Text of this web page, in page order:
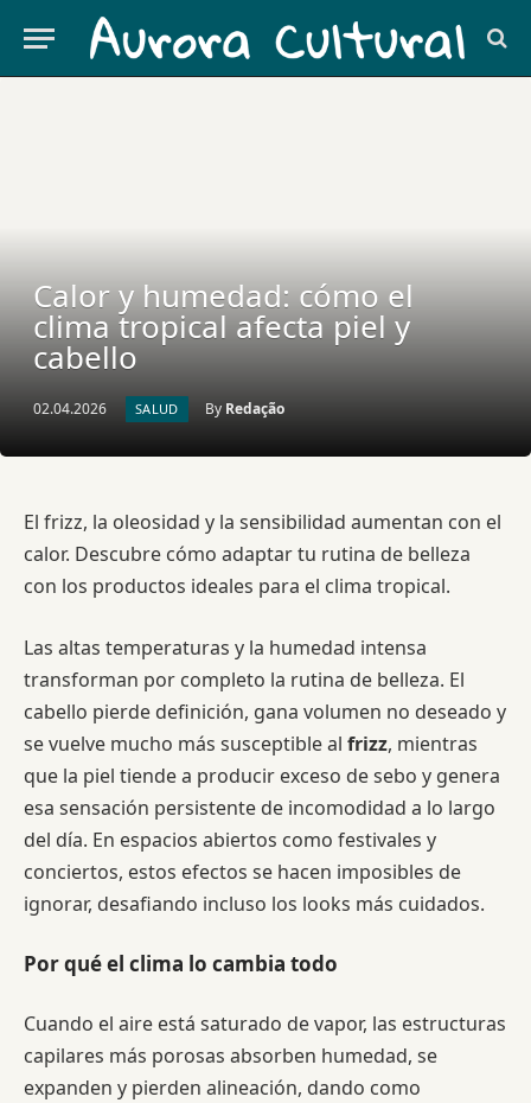
Calor y humedad: cómo el
clima tropical afecta piel y
cabello
02.04.2026 SALUD By Redação
El frizz, la oleosidad y la sensibilidad aumentan con el
calor. Descubre cómo adaptar tu rutina de belleza
con los productos ideales para el clima tropical.
Las altas temperaturas y la humedad intensa
transforman por completo la rutina de belleza. El
cabello pierde definición, gana volumen no deseado y
se vuelve mucho más susceptible al frizz, mientras
que la piel tiende a producir exceso de sebo y genera
esa sensación persistente de incomodidad a lo largo
del día. En espacios abiertos como festivales y
conciertos, estos efectos se hacen imposibles de
ignorar, desafiando incluso los looks más cuidados.
Por qué el clima lo cambia todo
Cuando el aire está saturado de vapor, las estructuras
capilares más porosas absorben humedad, se
expanden y pierden alineación, dando como